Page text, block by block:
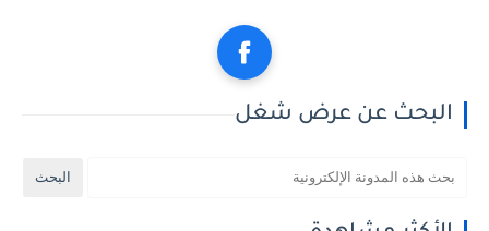
البحث عن عرض شغل